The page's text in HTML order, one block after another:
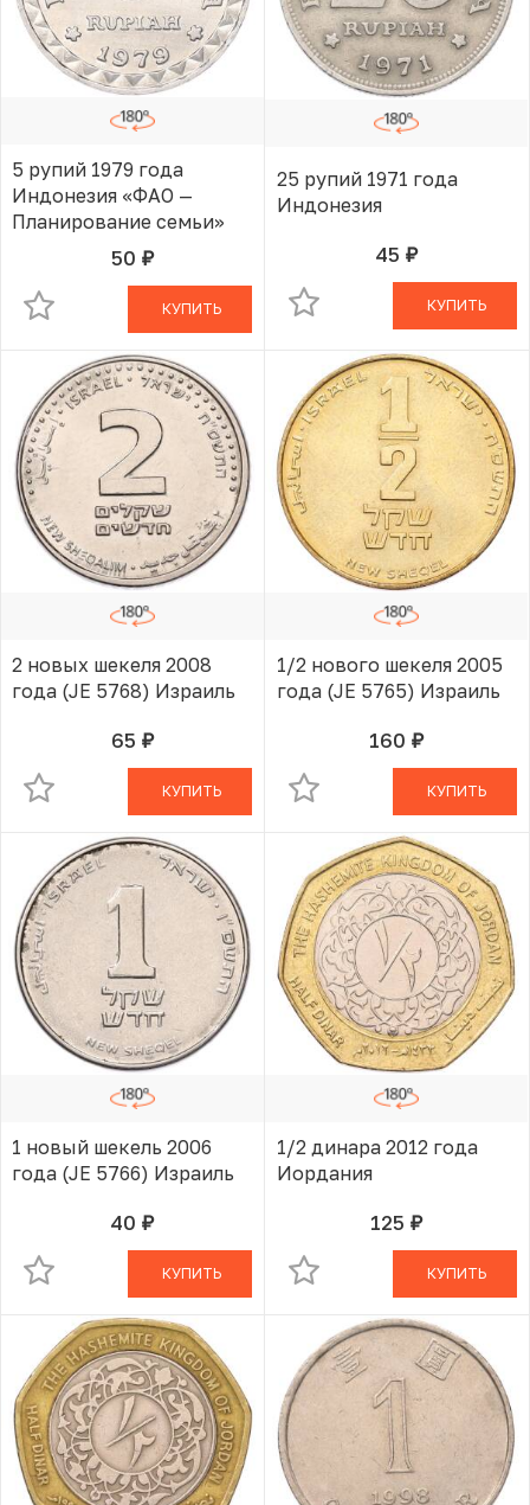
5 рупий 1979 года
Индонезия «ФАО —
Планирование семьи»
50 руб.В КОРЗИНЕ
КУПИТЬ
25 рупий 1971 года
Индонезия
45 руб.В КОРЗИНЕ
КУПИТЬ
2 новых шекеля 2008
года (JE 5768) Израиль
65 руб.В КОРЗИНЕ
КУПИТЬ
1/2 нового шекеля 2005
года (JE 5765) Израиль
160 руб.В КОРЗИНЕ
КУПИТЬ
1 новый шекель 2006
года (JE 5766) Израиль
40 руб.В КОРЗИНЕ
КУПИТЬ
1/2 динара 2012 года
Иордания
125 руб.В КОРЗИНЕ
КУПИТЬ